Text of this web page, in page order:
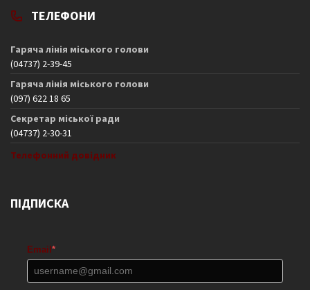
ТЕЛЕФОНИ
Гаряча лінія міського голови
(04737) 2-39-45
Гаряча лінія міського голови
(097) 622 18 65
Секретар міської ради
(04737) 2-30-31
Телефонний довідник
ПІДПИСКА
Email *